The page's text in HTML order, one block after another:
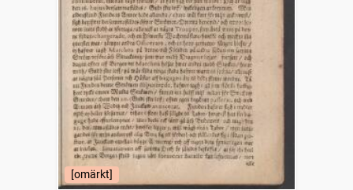
[omärkt]